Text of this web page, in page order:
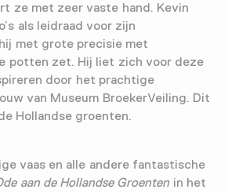
ze met zeer vaste hand. Kevin
als leidraad voor zijn
met grote precisie met
potten zet. Hij liet zich voor deze
door het prachtige
van Museum BroekerVeiling. Dit
Hollandse groenten.
vaas en alle andere fantastische
aan de Hollandse Groenten in het